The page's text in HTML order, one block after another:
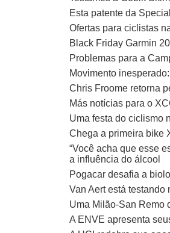
Esta patente da
Ofertas para ciclistas
Black Friday Garmin
Problemas para a
Movimento
Chris Froome retorna
Más notícias para o
Uma festa do ciclismo
Chega a primeira bike
“Você acha que esse
a influência do álcool
Pogacar desafia a
Van Aert está
Uma Milão-San Remo
A ENVE apresenta